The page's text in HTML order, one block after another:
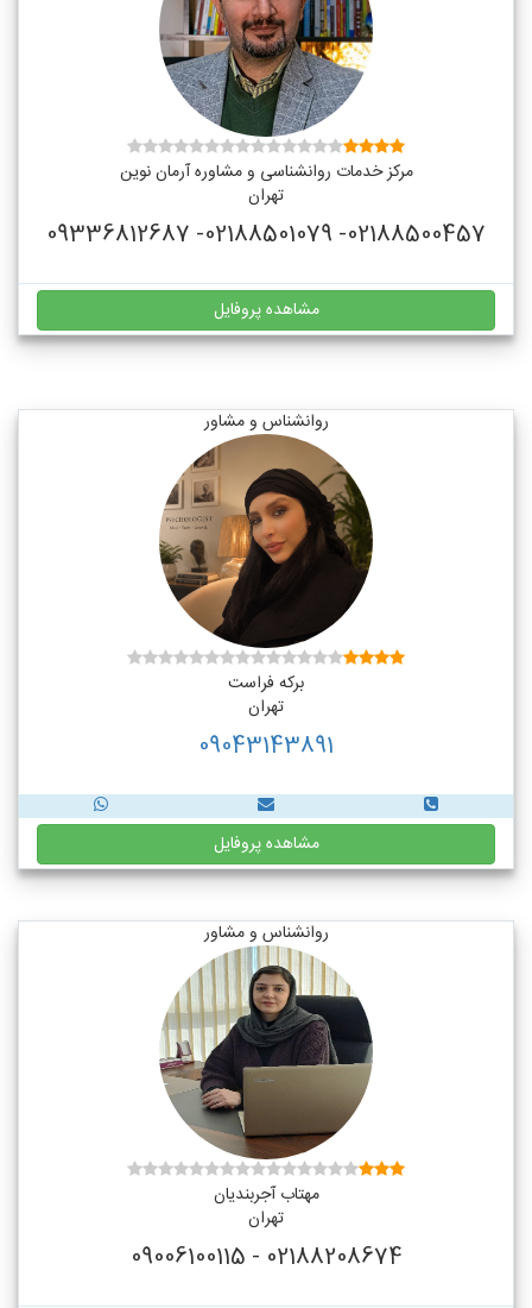
مرکز خدمات روانشناسی و مشاوره آرمان نوین
تهران
02188500457- 02188501079- 09336812687
مشاهده پروفایل
روانشناس و مشاور
برکه فراست
تهران
09043143891
مشاهده پروفایل
روانشناس و مشاور
مهتاب آجربندیان
تهران
02188208674 - 09006100115